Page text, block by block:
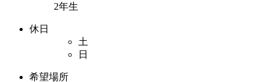
2年生
休日
土
日
希望場所